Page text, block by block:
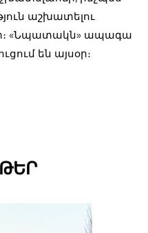
աշխատելու
«Նպատակն» ապագա
են այսօր։